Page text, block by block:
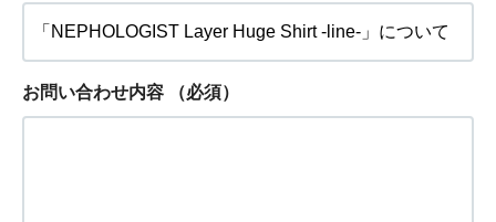
お問い合わせ内容 （必須）